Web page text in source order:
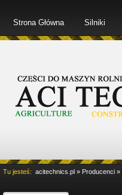
Strona Główna Silniki
Tu jesteś: acitechnics.pl » Producenci »